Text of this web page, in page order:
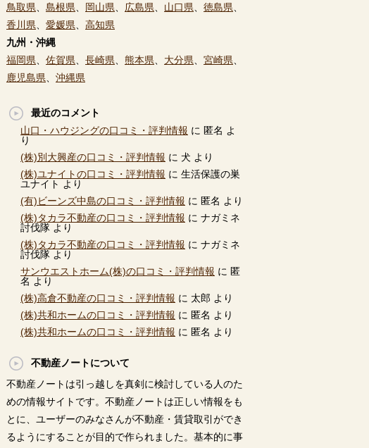
鳥取県
島根県 岡山県 広島県 山口県 徳島県
香川県
愛媛県
高知県
九州・沖縄
福岡県
佐賀県 長崎県 熊本県 大分県 宮崎県
鹿児島県
沖縄県
最近のコメント
山口・ハウジングの口コミ・評判情報 に 匿名 よ
り
(株)別大興産の口コミ・評判情報 に 犬 より
(株)ユナイトの口コミ・評判情報 に 生活保護の巣
ユナイト より
(有)ビーンズ中島の口コミ・評判情報 に 匿名 より
(株)タカラ不動産の口コミ・評判情報 に ナガミネ
討伐隊 より
(株)タカラ不動産の口コミ・評判情報 に ナガミネ
討伐隊 より
サンウエストホーム(株)の口コミ・評判情報 に 匿
名 より
(株)高倉不動産の口コミ・評判情報 に 太郎 より
(株)共和ホームの口コミ・評判情報 に 匿名 より
(株)共和ホームの口コミ・評判情報 に 匿名 より
不動産ノートについて
不動産ノートは引っ越しを真剣に検討している人のた
めの情報サイトです。不動産ノートは正しい情報をも
とに、ユーザーのみなさんが不動産・賃貸取引ができ
るようにすることが目的で作られました。基本的に事